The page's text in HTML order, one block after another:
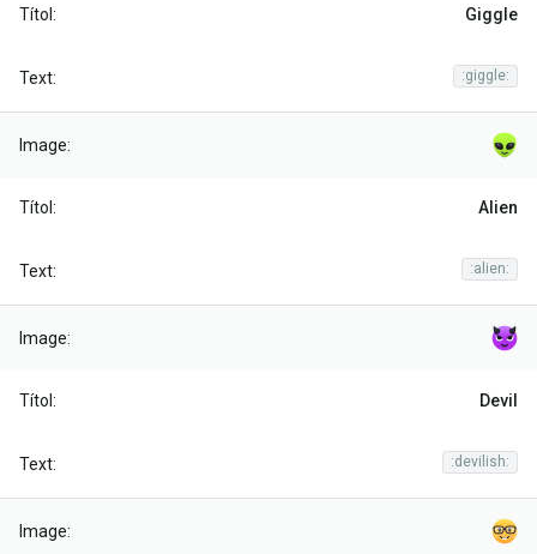
Giggle
:giggle:
Alien
:alien:
Devil
:devilish: